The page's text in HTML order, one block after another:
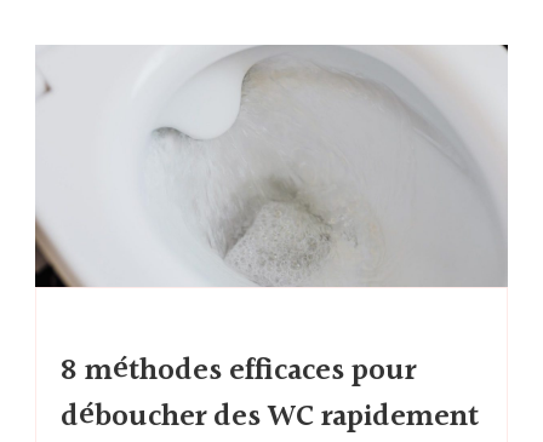
8 méthodes efficaces pour
déboucher des WC rapidement